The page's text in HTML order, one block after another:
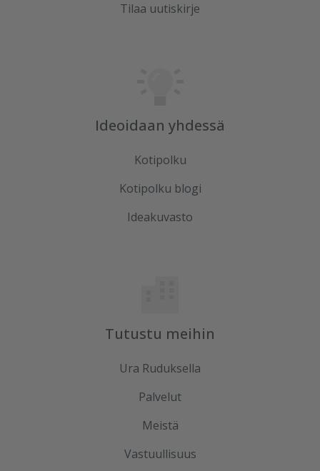
Tilaa uutiskirje
Ideoidaan yhdessä
Kotipolku
Kotipolku blogi
Ideakuvasto
Tutustu meihin
Ura Ruduksella
Palvelut
Meistä
Vastuullisuus